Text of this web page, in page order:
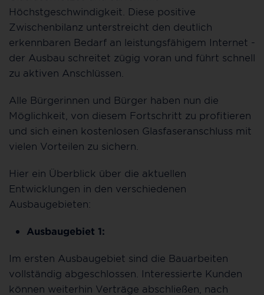
Höchstgeschwindigkeit. Diese positive
Zwischenbilanz unterstreicht den deutlich
erkennbaren Bedarf an leistungsfähigem Internet -
der Ausbau schreitet zügig voran und führt schnell
zu aktiven Anschlüssen.
Alle Bürgerinnen und Bürger haben nun die
Möglichkeit, von diesem Fortschritt zu profitieren
und sich einen kostenlosen Glasfaseranschluss mit
vielen Vorteilen zu sichern.
Hier ein Überblick über die aktuellen
Entwicklungen in den verschiedenen
Ausbaugebieten:
Ausbaugebiet 1:
Im ersten Ausbaugebiet sind die Bauarbeiten
vollständig abgeschlossen. Interessierte Kunden
können weiterhin Verträge abschließen, nach